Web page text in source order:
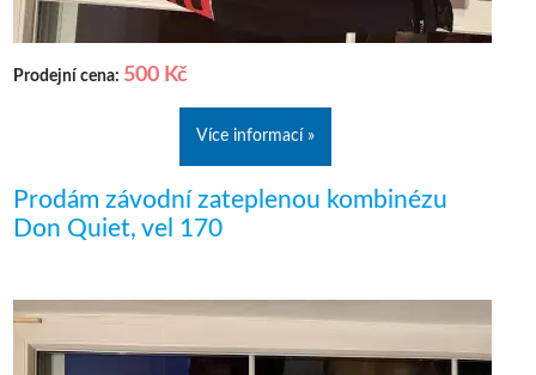
Prodejní cena: 500 Kč
Více informací »
Prodám závodní zateplenou kombinézu
Don Quiet, vel 170